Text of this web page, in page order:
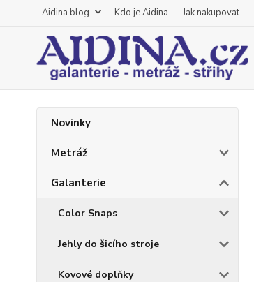
Aidina blog Kdo je Aidina Jak nakupovat
Novinky
Metráž
Galanterie
Color Snaps
Jehly do šicího stroje
Kovové doplňky